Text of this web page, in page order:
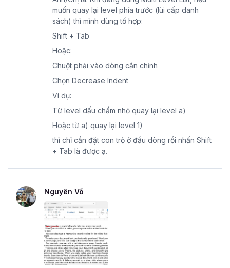
muốn quay lại level phía trước (lùi cấp danh
sách) thì mình dùng tổ hợp:
Shift + Tab
Hoặc:
Chuột phải vào dòng cần chỉnh
Chọn Decrease Indent
Ví dụ:
Từ level dấu chấm nhỏ quay lại level a)
Hoặc từ a) quay lại level 1)
thì chỉ cần đặt con trỏ ở đầu dòng rồi nhấn Shift
+ Tab là được ạ.
Nguyên Võ